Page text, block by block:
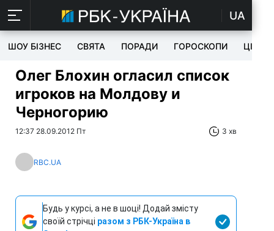
UA
ШОУ БІЗНЕС СВЯТА ПОРАДИ ГОРОСКОПИ ЦІКАВЕ
Олег Блохин огласил список
игроков на Молдову и
Черногорию
12:37 28.09.2012 Пт 3 хв
RBC.UA
Будь у курсі, а не в шоці! Додай змісту
своїй стрічці разом з РБК-Україна в